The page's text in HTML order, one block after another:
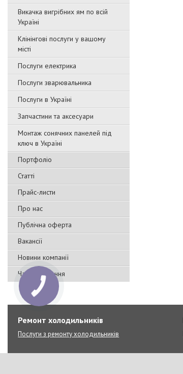
Викачка вигрібних ям по всій
Україні
Клінінгові послуги у вашому
місті
Послуги електрика
Послуги зварювальника
Послуги в Україні
Запчастини та аксесуари
Монтаж сонячних панелей під
ключ в Україні
Портфоліо
Статті
Прайс-листи
Про нас
Публічна оферта
Вакансії
Новини компанії
Часті запитання
Ремонт холодильників
Послуги з ремонту холодильників